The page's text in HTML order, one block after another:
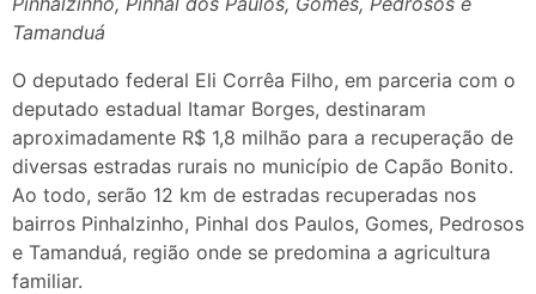
Tamanduá
O deputado federal Eli Corrêa Filho, em parceria com o
deputado estadual Itamar Borges, destinaram
aproximadamente R$ 1,8 milhão para a recuperação de
diversas estradas rurais no município de Capão Bonito.
Ao todo, serão 12 km de estradas recuperadas nos
bairros Pinhalzinho, Pinhal dos Paulos, Gomes, Pedrosos
e Tamanduá, região onde se predomina a agricultura
familiar.